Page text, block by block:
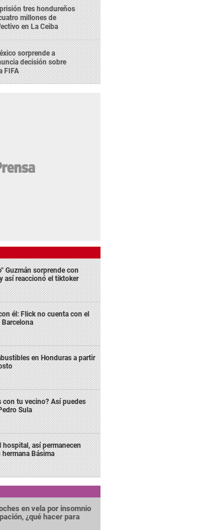
tres hondureños
millones de
en La Ceiba
sorprende a
decisión sobre
FIFA
Guzmán sorprende con
así reaccionó el tiktoker
él: Flick no cuenta con el
en Honduras a partir
con tu vecino? Así puedes
Sula
hospital, así permanecen
hermana Básima
en vela por insomnio
¿qué hacer para